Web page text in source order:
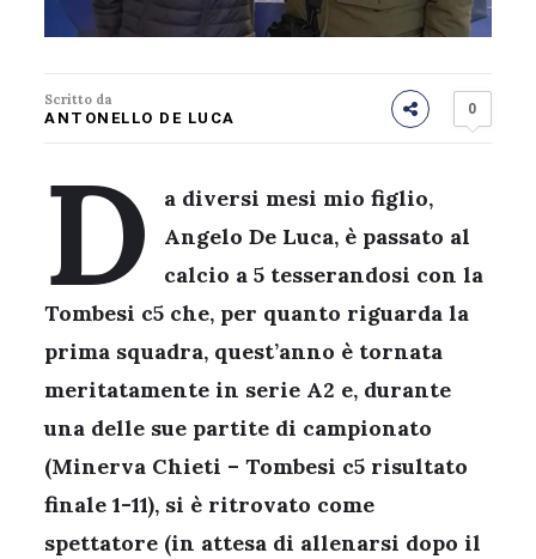
Scritto da
ANTONELLO DE LUCA
0
D
a diversi mesi mio figlio,
Angelo De Luca, è passato al
calcio a 5 tesserandosi con la
Tombesi c5 che, per quanto riguarda la
prima squadra, quest’anno è tornata
meritatamente in serie A2 e, durante
una delle sue partite di campionato
(Minerva Chieti – Tombesi c5 risultato
finale 1-11), si è ritrovato come
spettatore (in attesa di allenarsi dopo il